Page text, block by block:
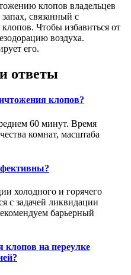
клопов владельцев
связанный с
Чтобы избавиться от
воздуха.
его.
ответы
клопов?
60 минут. Время
комнат, масштаба
холодного и горячего
с задачей ликвидации
барьерный
клопов на переулке